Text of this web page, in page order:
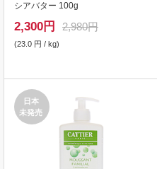
シアバター 100g
2,300円 2,980円
(23.0 円 / kg)
日本
未発売